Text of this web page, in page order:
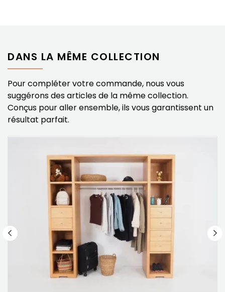
DANS LA MÊME COLLECTION
Pour compléter votre commande, nous vous
suggérons des articles de la même collection.
Conçus pour aller ensemble, ils vous garantissent un
résultat parfait.